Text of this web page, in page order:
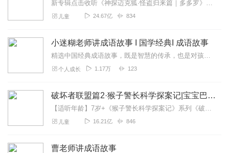
新专辑点击收听《神探迈克狐·怪盗归来篇｜多多罗》！！！>>>点击进入主播橱窗购买《神探迈克狐》系列图书吧!<<<多多罗故事【点击前往】收听多多罗其他好玩有趣的故...
儿童 24.67亿 834
小迷糊老师讲成语故事 I 国学经典I 成语故事
精选中国经典成语故事，既是智慧的传承，也是对孩子们最美好的礼物
个人成长 1.17万 123
破坏者联盟篇2·猴子警长科学探案记|宝宝巴士故事
【适听年龄】7岁+《猴子警长科学探案记》系列《破坏者联盟篇1·猴子警长科学探案记》>>>《破坏者联盟篇2·猴子警长科学探案记》>>>《破坏者联盟篇3·猴子警长科...
儿童 16.21亿 846
曹老师讲成语故事